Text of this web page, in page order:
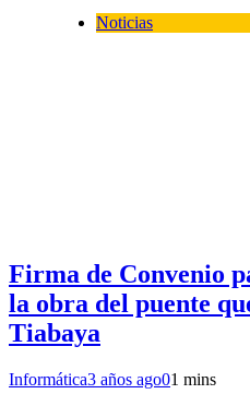
Noticias
Firma de Convenio
la obra del puente
Tiabaya
Informática3 años ago01 mins